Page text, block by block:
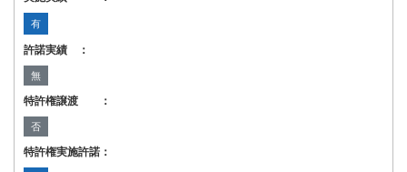
有
許諾実績 ：
無
特許権譲渡 ：
否
特許権実施許諾：